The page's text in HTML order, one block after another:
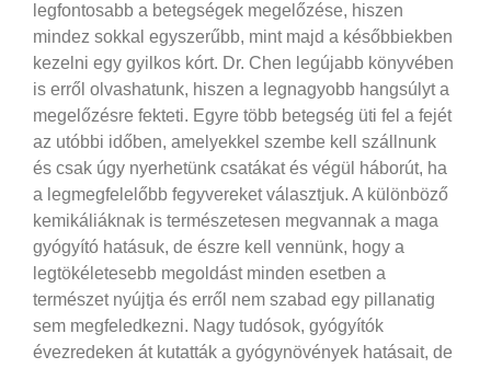
legfontosabb a betegségek megelőzése, hiszen
mindez sokkal egyszerűbb, mint majd a későbbiekben
kezelni egy gyilkos kórt. Dr. Chen legújabb könyvében
is erről olvashatunk, hiszen a legnagyobb hangsúlyt a
megelőzésre fekteti. Egyre több betegség üti fel a fejét
az utóbbi időben, amelyekkel szembe kell szállnunk
és csak úgy nyerhetünk csatákat és végül háborút, ha
a legmegfelelőbb fegyvereket választjuk. A különböző
kemikáliáknak is természetesen megvannak a maga
gyógyító hatásuk, de észre kell vennünk, hogy a
legtökéletesebb megoldást minden esetben a
természet nyújtja és erről nem szabad egy pillanatig
sem megfeledkezni. Nagy tudósok, gyógyítók
évezredeken át kutatták a gyógynövények hatásait, de